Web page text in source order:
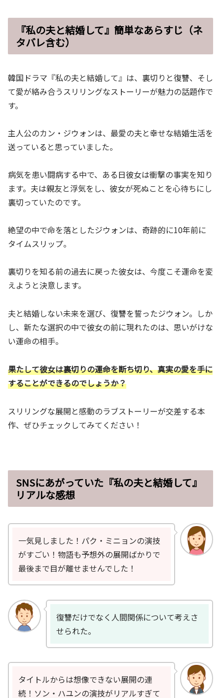
『私の夫と結婚して』簡単なあらすじ（ネ
タバレ含む）
韓国ドラマ『私の夫と結婚して』は、裏切りと復讐、そし
て愛が絡み合うスリリングなストーリーが魅力の話題作で
す。
主人公のカン・ジウォンは、最愛の夫と幸せな結婚生活を
送っていると思っていました。
病気を患い闘病する中で、ある日彼女は衝撃の事実を知り
ます。夫は親友と浮気をし、彼女が死ぬことを心待ちにし
裏切っていたのです。
絶望の中で命を落としたジウォンは、奇跡的に10年前に
タイムスリップ。
裏切りを知る前の過去に戻った彼女は、今度こそ運命を変
えようと決意します。
夫と結婚しない未来を選び、復讐を誓ったジウォン。しか
し、新たな選択の中で彼女の前に現れたのは、思いがけな
い運命の相手。
果たして彼女は裏切りの運命を断ち切り、真実の愛を手に
することができるのでしょうか？
スリリングな展開と感動のラブストーリーが交差する本
作、ぜひチェックしてみてください！
SNSにあがっていた『私の夫と結婚して』
リアルな感想
一気見しました！パク・ミニョンの演技
がすごい！物語も予想外の展開ばかりで
最後まで目が離せませんでした！
復讐だけでなく人間関係について考えさ
せられた。
タイトルからは想像できない展開の連
続！ソン・ハユンの演技がリアルすぎて